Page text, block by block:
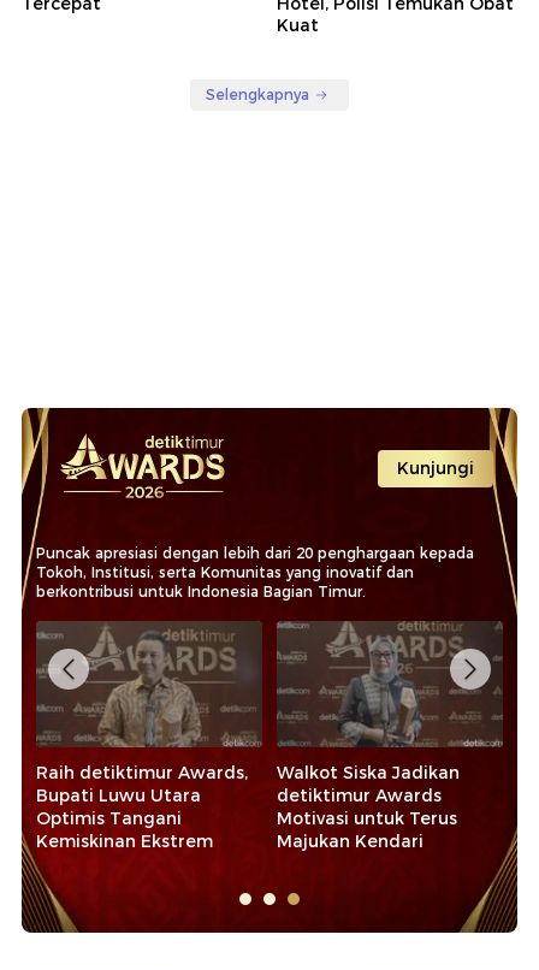
Kuat
Selengkapnya
Kunjungi
Puncak apresiasi dengan lebih dari 20 penghargaan kepada
Tokoh, Institusi, serta Komunitas yang inovatif dan
berkontribusi untuk Indonesia Bagian Timur.
Raih detiktimur Awards,
Bupati Luwu Utara
Optimis Tangani
Kemiskinan Ekstrem
Walkot Siska Jadikan
detiktimur Awards
Motivasi untuk Terus
Majukan Kendari